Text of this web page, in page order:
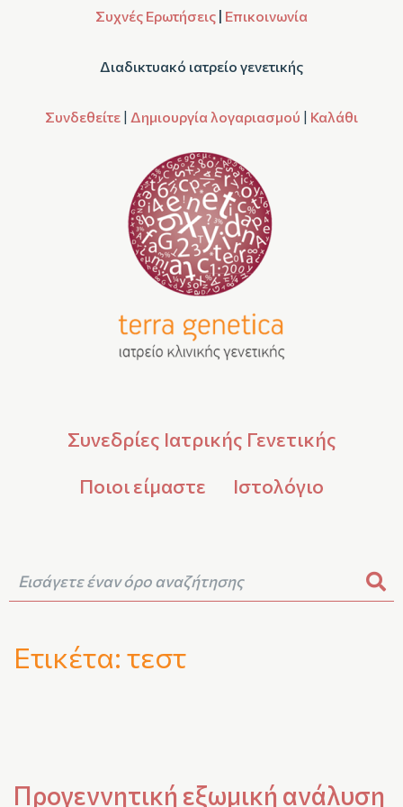
Συχνές Ερωτήσεις | Επικοινωνία
Διαδικτυακό ιατρείο γενετικής
Συνδεθείτε | Δημιουργία λογαριασμού | Καλάθι
Συνεδρίες Ιατρικής Γενετικής
Ποιοι είμαστε
Ιστολόγιο
Ετικέτα: τεστ
Προγεννητική εξωμική ανάλυση